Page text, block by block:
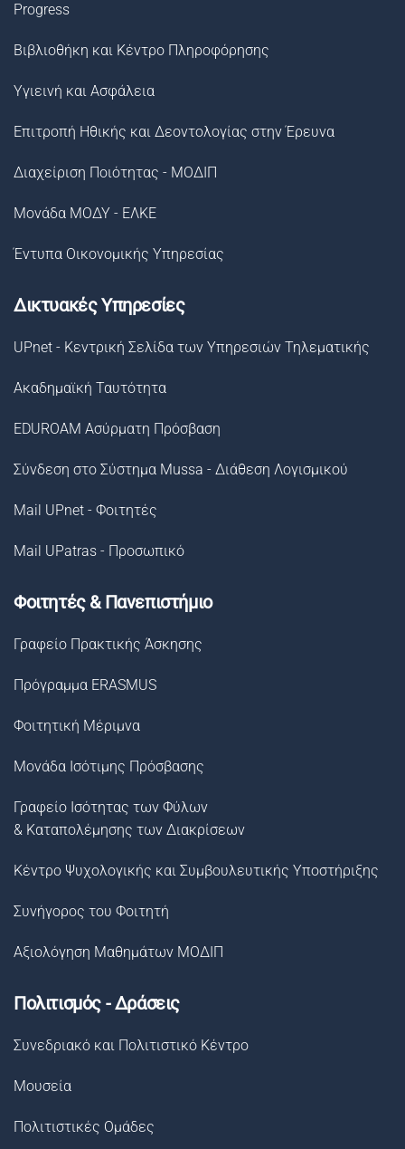
Progress
Βιβλιοθήκη και Κέντρο Πληροφόρησης
Υγιεινή και Ασφάλεια
Επιτροπή Ηθικής και Δεοντολογίας στην Έρευνα
Διαχείριση Ποιότητας - ΜΟΔΙΠ
Μονάδα ΜΟΔΥ - ΕΛΚΕ
Έντυπα Οικονομικής Υπηρεσίας
Δικτυακές Υπηρεσίες
UPnet - Κεντρική Σελίδα των Υπηρεσιών Τηλεματικής
Ακαδημαϊκή Ταυτότητα
EDUROAM Ασύρματη Πρόσβαση
Σύνδεση στο Σύστημα Μussa - Διάθεση Λογισμικού
Mail UPnet - Φοιτητές
Mail UPatras - Προσωπικό
Φοιτητές & Πανεπιστήμιο
Γραφείο Πρακτικής Άσκησης
Πρόγραμμα ERASMUS
Φοιτητική Μέριμνα
Μονάδα Ισότιμης Πρόσβασης
Γραφείο Ισότητας των Φύλων
& Καταπολέμησης των Διακρίσεων
Κέντρο Ψυχολογικής και Συμβουλευτικής Υποστήριξης
Συνήγορος του Φοιτητή
Αξιολόγηση Μαθημάτων ΜΟΔΙΠ
Πολιτισμός - Δράσεις
Συνεδριακό και Πολιτιστικό Κέντρο
Μουσεία
Πολιτιστικές Ομάδες